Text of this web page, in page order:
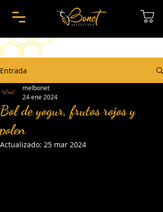
Entrada
Bol de yogur, frutos rojos y
polen
melbonet
24 ene 2024
Actualizado: 25 mar 2024